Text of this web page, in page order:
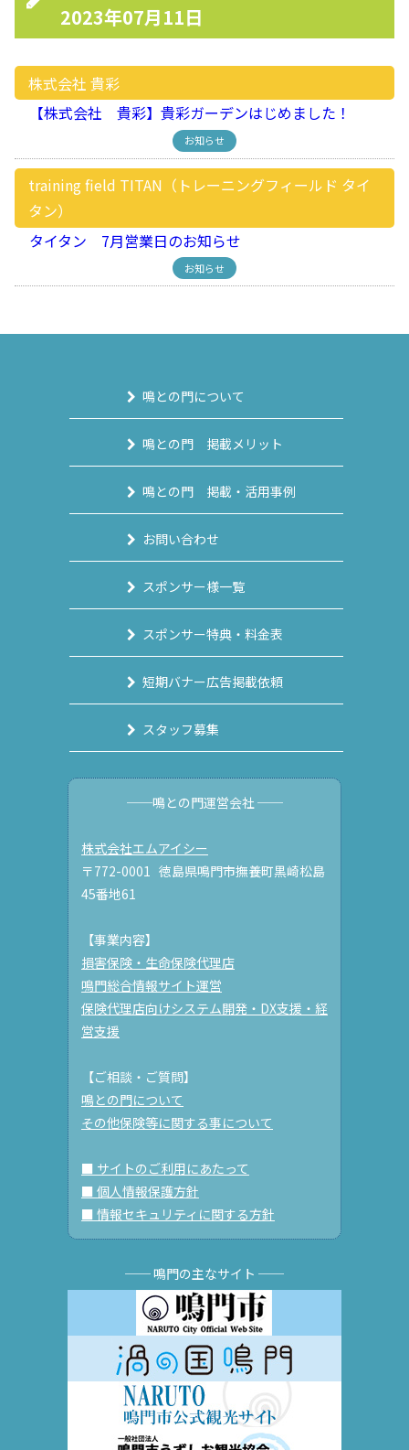
2023年07月11日
株式会社 貴彩
【株式会社 貴彩】貴彩ガーデンはじめました！
お知らせ
training field TITAN（トレーニングフィールド タイ
タン）
タイタン 7月営業日のお知らせ
お知らせ
鳴との門について
鳴との門 掲載メリット
鳴との門 掲載・活用事例
お問い合わせ
スポンサー様一覧
スポンサー特典・料金表
短期バナー広告掲載依頼
スタッフ募集
──鳴との門運営会社 ──
株式会社エムアイシー
〒772-0001 徳島県鳴門市撫養町黒崎松島
45番地61
【事業内容】
損害保険・生命保険代理店
鳴門総合情報サイト運営
保険代理店向けシステム開発・DX支援・経
営支援
【ご相談・ご質問】
鳴との門について
その他保険等に関する事について
■ サイトのご利用にあたって
■ 個人情報保護方針
■ 情報セキュリティに関する方針
── 鳴門の主なサイト ──